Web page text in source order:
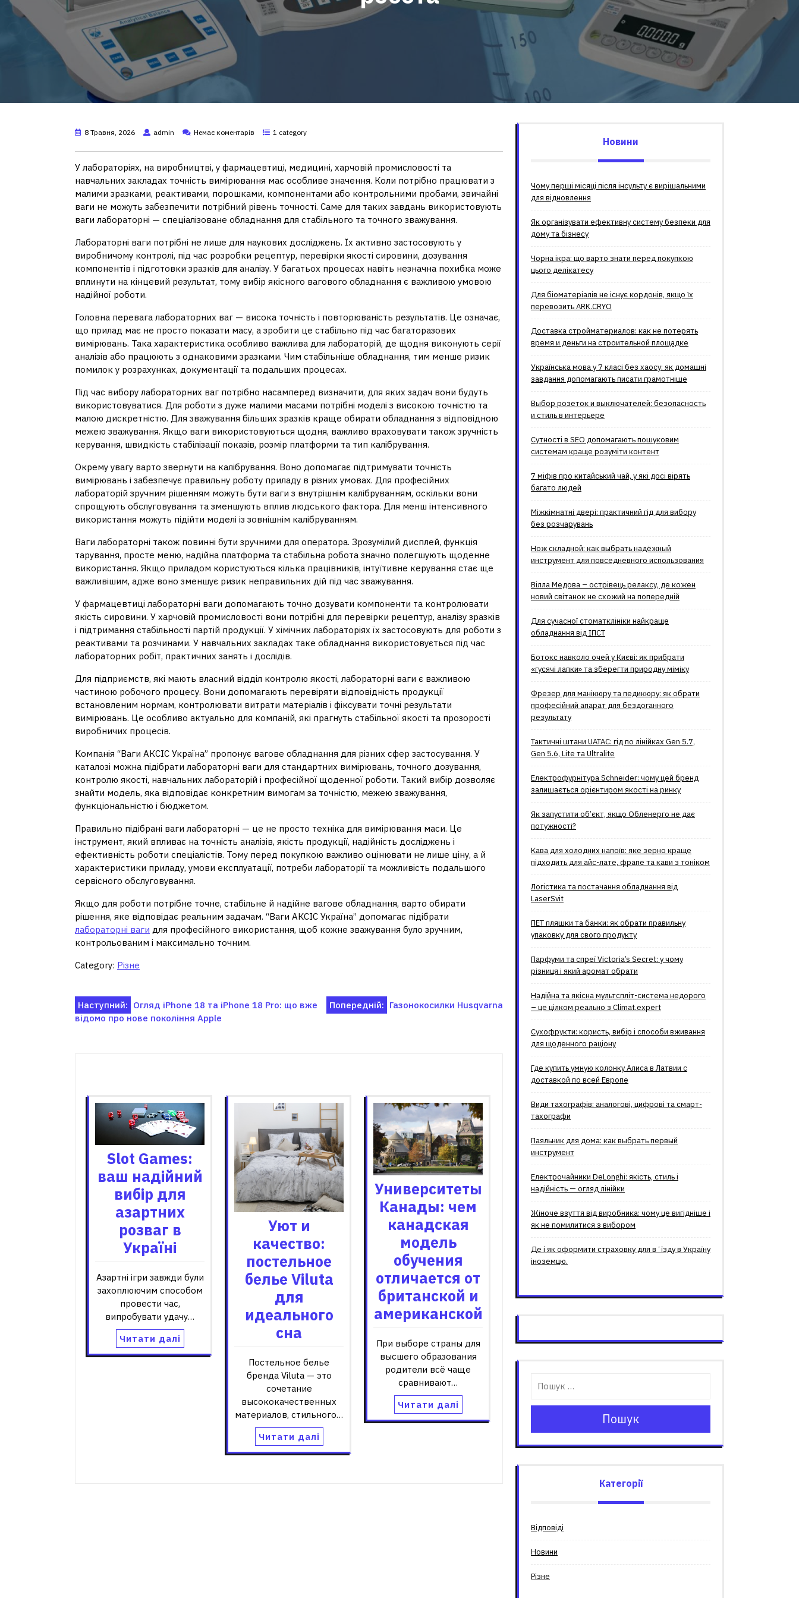
8 Травня, 2026 admin Немає коментарів 1 category
У лабораторіях, на виробництві, у фармацевтиці, медицині, харчовій промисловості та
навчальних закладах точність вимірювання має особливе значення. Коли потрібно працювати з
малими зразками, реактивами, порошками, компонентами або контрольними пробами, звичайні
ваги не можуть забезпечити потрібний рівень точності. Саме для таких завдань використовують
ваги лабораторні — спеціалізоване обладнання для стабільного та точного зважування.
Лабораторні ваги потрібні не лише для наукових досліджень. Їх активно застосовують у
виробничому контролі, під час розробки рецептур, перевірки якості сировини, дозування
компонентів і підготовки зразків для аналізу. У багатьох процесах навіть незначна похибка може
вплинути на кінцевий результат, тому вибір якісного вагового обладнання є важливою умовою
надійної роботи.
Головна перевага лабораторних ваг — висока точність і повторюваність результатів. Це означає,
що прилад має не просто показати масу, а зробити це стабільно під час багаторазових
вимірювань. Така характеристика особливо важлива для лабораторій, де щодня виконують серії
аналізів або працюють з однаковими зразками. Чим стабільніше обладнання, тим менше ризик
помилок у розрахунках, документації та подальших процесах.
Під час вибору лабораторних ваг потрібно насамперед визначити, для яких задач вони будуть
використовуватися. Для роботи з дуже малими масами потрібні моделі з високою точністю та
малою дискретністю. Для зважування більших зразків краще обирати обладнання з відповідною
межею зважування. Якщо ваги використовуються щодня, важливо враховувати також зручність
керування, швидкість стабілізації показів, розмір платформи та тип калібрування.
Окрему увагу варто звернути на калібрування. Воно допомагає підтримувати точність
вимірювань і забезпечує правильну роботу приладу в різних умовах. Для професійних
лабораторій зручним рішенням можуть бути ваги з внутрішнім калібруванням, оскільки вони
спрощують обслуговування та зменшують вплив людського фактора. Для менш інтенсивного
використання можуть підійти моделі із зовнішнім калібруванням.
Ваги лабораторні також повинні бути зручними для оператора. Зрозумілий дисплей, функція
тарування, просте меню, надійна платформа та стабільна робота значно полегшують щоденне
використання. Якщо приладом користуються кілька працівників, інтуїтивне керування стає ще
важливішим, адже воно зменшує ризик неправильних дій під час зважування.
У фармацевтиці лабораторні ваги допомагають точно дозувати компоненти та контролювати
якість сировини. У харчовій промисловості вони потрібні для перевірки рецептур, аналізу зразків
і підтримання стабільності партій продукції. У хімічних лабораторіях їх застосовують для роботи з
реактивами та розчинами. У навчальних закладах таке обладнання використовується під час
лабораторних робіт, практичних занять і дослідів.
Для підприємств, які мають власний відділ контролю якості, лабораторні ваги є важливою
частиною робочого процесу. Вони допомагають перевіряти відповідність продукції
встановленим нормам, контролювати витрати матеріалів і фіксувати точні результати
вимірювань. Це особливо актуально для компаній, які прагнуть стабільної якості та прозорості
виробничих процесів.
Компанія “Ваги АКСІС Україна” пропонує вагове обладнання для різних сфер застосування. У
каталозі можна підібрати лабораторні ваги для стандартних вимірювань, точного дозування,
контролю якості, навчальних лабораторій і професійної щоденної роботи. Такий вибір дозволяє
знайти модель, яка відповідає конкретним вимогам за точністю, межею зважування,
функціональністю і бюджетом.
Правильно підібрані ваги лабораторні — це не просто техніка для вимірювання маси. Це
інструмент, який впливає на точність аналізів, якість продукції, надійність досліджень і
ефективність роботи спеціалістів. Тому перед покупкою важливо оцінювати не лише ціну, а й
характеристики приладу, умови експлуатації, потреби лабораторії та можливість подальшого
сервісного обслуговування.
Якщо для роботи потрібне точне, стабільне й надійне вагове обладнання, варто обирати
рішення, яке відповідає реальним задачам. “Ваги АКСІС Україна” допомагає підібрати
лабораторні ваги для професійного використання, щоб кожне зважування було зручним,
контрольованим і максимально точним.
Category: Різне
Навігація
Попередній: Газонокосилки Husqvarna
Наступний: Огляд iPhone 18 та iPhone 18 Pro: що вже
відомо про нове покоління Apple
Slot Games:
ваш надійний
вибір для
азартних
розваг в
Україні
Азартні ігри завжди були
захоплюючим способом
провести час,
випробувати удачу…
Читати далі
Уют и
качество:
постельное
белье Viluta
для
идеального
сна
Постельное белье
бренда Viluta — это
сочетание
высококачественных
материалов, стильного…
Читати далі
Университеты
Канады: чем
канадская
модель
обучения
отличается от
британской и
американской
При выборе страны для
высшего образования
родители всё чаще
сравнивают…
Читати далі
Новини
Чому перші місяці після інсульту є вирішальними
для відновлення
Як організувати ефективну систему безпеки для
дому та бізнесу
Чорна ікра: що варто знати перед покупкою
цього делікатесу
Для біоматеріалів не існує кордонів, якщо їх
перевозить ARK.CRYO
Доставка стройматериалов: как не потерять
время и деньги на строительной площадке
Українська мова у 7 класі без хаосу: як домашні
завдання допомагають писати грамотніше
Выбор розеток и выключателей: безопасность
и стиль в интерьере
Сутності в SEO допомагають пошуковим
системам краще розуміти контент
7 міфів про китайський чай, у які досі вірять
багато людей
Міжкімнатні двері: практичний гід для вибору
без розчарувань
Нож складной: как выбрать надёжный
инструмент для повседневного использования
Вілла Медова – острівець релаксу, де кожен
новий світанок не схожий на попередній
Для сучасної стоматклініки найкраще
обладнання від ІПСТ
Ботокс навколо очей у Києві: як прибрати
«гусячі лапки» та зберегти природну міміку
Фрезер для манікюру та педикюру: як обрати
професійний апарат для бездоганного
результату
Тактичні штани UATAC: гід по лінійках Gen 5.7,
Gen 5.6, Lite та Ultralite
Електрофурнітура Schneider: чому цей бренд
залишається орієнтиром якості на ринку
Як запустити об’єкт, якщо Обленерго не дає
потужності?
Кава для холодних напоїв: яке зерно краще
підходить для айс-лате, фрапе та кави з тоніком
Логістика та постачання обладнання від
LaserSvit
ПЕТ пляшки та банки: як обрати правильну
упаковку для свого продукту
Парфуми та спреї Victoria’s Secret: у чому
різниця і який аромат обрати
Надійна та якісна мультспліт-система недорого
– це цілком реально з Climat.еxpert
Сухофрукти: користь, вибір і способи вживання
для щоденного раціону
Где купить умную колонку Алиса в Латвии с
доставкой по всей Европе
Види тахографів: аналогові, цифрові та смарт-
тахографи
Паяльник для дома: как выбрать первый
инструмент
Електрочайники DeLonghi: якість, стиль і
надійність — огляд лінійки
Жіноче взуття від виробника: чому це вигідніше і
як не помилитися з вибором
Де і як оформити страховку для вʼїзду в Україну
іноземцю.
Пошук
Категорії
Відповіді
Новини
Різне